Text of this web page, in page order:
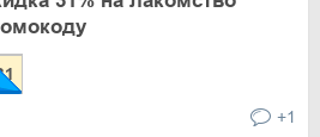
+1